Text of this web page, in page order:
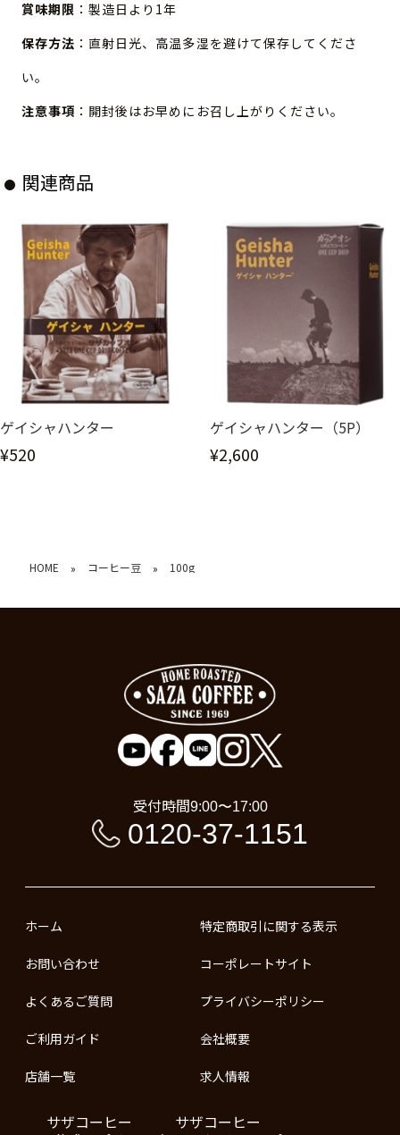
賞味期限 ：製造日より1年
保存方法 ：直射日光、高温多湿を避けて保存してくださ
い。
注意事項 ：開封後はお早めにお召し上がりください。
関連商品
ゲイシャハンター
¥520
ゲイシャハンター（5P）
¥2,600
HOME » コーヒー豆 » 100g
受付時間9:00〜17:00
0120-37-1151
ホーム
お問い合わせ
よくあるご質問
ご利用ガイド
店舗一覧
特定商取引に関する表示
コーポレートサイト
プライバシーポリシー
会社概要
求人情報
サザコーヒー
サザコーヒー